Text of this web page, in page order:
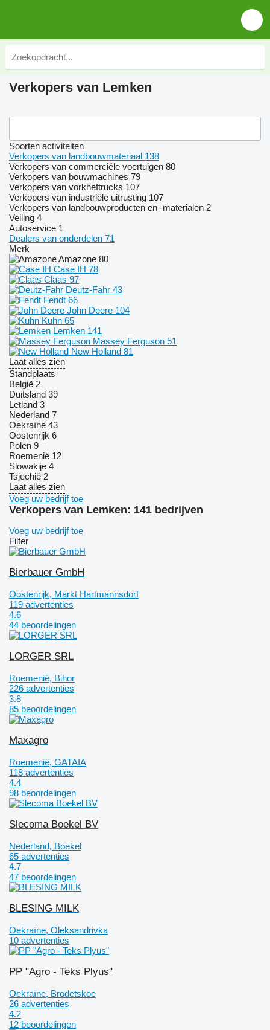
Verkopers van Lemken
Soorten activiteiten
Verkopers van landbouwmateriaal 138
Verkopers van commerciële voertuigen 80
Verkopers van bouwmachines 79
Verkopers van vorkheftrucks 107
Verkopers van industriële uitrusting 107
Verkopers van landbouwproducten en -materialen 2
Veiling 4
Autoservice 1
Dealers van onderdelen 71
Merk
Amazone 80
Case IH 78
Claas 97
Deutz-Fahr 43
Fendt 66
John Deere 104
Kuhn 65
Lemken 141
Massey Ferguson 51
New Holland 81
Laat alles zien
Standplaats
België 2
Duitsland 39
Letland 3
Nederland 7
Oekraïne 43
Oostenrijk 6
Polen 9
Roemenië 12
Slowakije 4
Tsjechië 2
Laat alles zien
Voeg uw bedrijf toe
Verkopers van Lemken: 141 bedrijven
Voeg uw bedrijf toe
Filter
Bierbauer GmbH
Oostenrijk, Markt Hartmannsdorf
119 advertenties
4.6
44 beoordelingen
LORGER SRL
Roemenië, Bihor
226 advertenties
3.8
85 beoordelingen
Maxagro
Roemenië, GATAIA
118 advertenties
4.4
98 beoordelingen
Slecoma Boekel BV
Nederland, Boekel
65 advertenties
4.7
47 beoordelingen
BLESING MILK
Oekraïne, Oleksandrivka
10 advertenties
PP "Agro - Teks Plyus"
Oekraïne, Brodetskoe
26 advertenties
4.2
12 beoordelingen